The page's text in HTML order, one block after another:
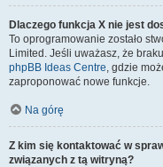
Dlaczego funkcja X nie jest
To oprogramowanie zostało
Limited. Jeśli uważasz, że
phpBB Ideas Centre, gdzie
zaproponować nowe funkcje.
Na górę
Z kim się kontaktować w
związanych z tą witryną?